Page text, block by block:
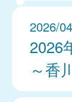
2026/
2026
～香